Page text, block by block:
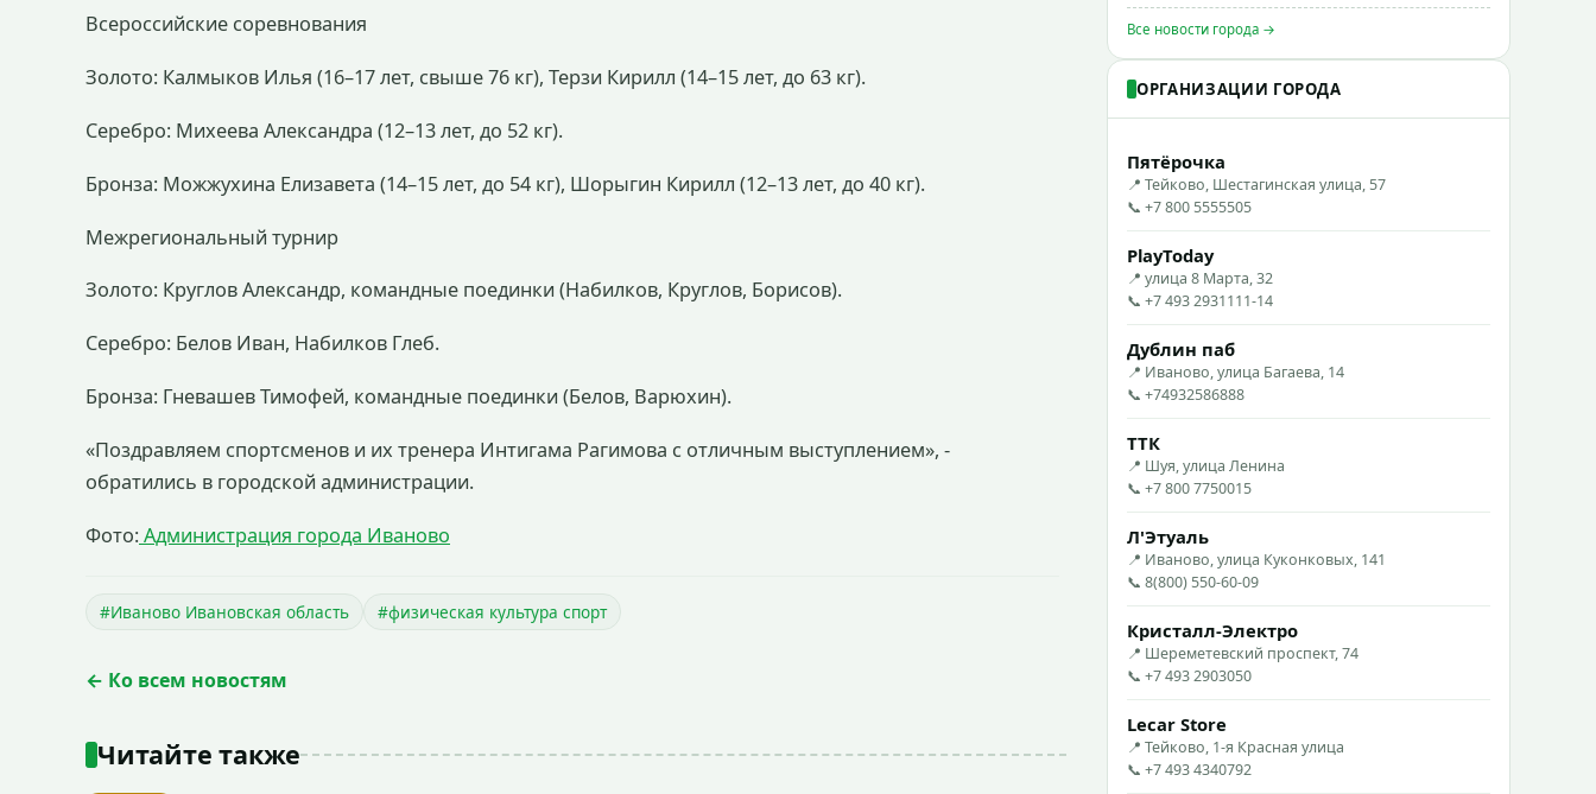
Всероссийские соревнования
Золото: Калмыков Илья (16–17 лет, свыше 76 кг), Терзи Кирилл (14–15 лет, до 63 кг).
Серебро: Михеева Александра (12–13 лет, до 52 кг).
Бронза: Можжухина Елизавета (14–15 лет, до 54 кг), Шорыгин Кирилл (12–13 лет, до 40 кг).
Межрегиональный турнир
Золото: Круглов Александр, командные поединки (Набилков, Круглов, Борисов).
Серебро: Белов Иван, Набилков Глеб.
Бронза: Гневашев Тимофей, командные поединки (Белов, Варюхин).
«Поздравляем спортсменов и их тренера Интигама Рагимова с отличным выступлением», -
обратились в городской администрации.
Фото: Администрация города Иваново
#Иваново Ивановская область #физическая культура спорт
← Ко всем новостям
Читайте также
Все новости города →
ОРГАНИЗАЦИИ ГОРОДА
Пятёрочка
📍 Тейково, Шестагинская улица, 57
📞 +7 800 5555505
PlayToday
📍 улица 8 Марта, 32
📞 +7 493 2931111-14
Дублин паб
📍 Иваново, улица Багаева, 14
📞 +74932586888
ТТК
📍 Шуя, улица Ленина
📞 +7 800 7750015
Л'Этуаль
📍 Иваново, улица Куконковых, 141
📞 8(800) 550-60-09
Кристалл-Электро
📍 Шереметевский проспект, 74
📞 +7 493 2903050
Lecar Store
📍 Тейково, 1-я Красная улица
📞 +7 493 4340792